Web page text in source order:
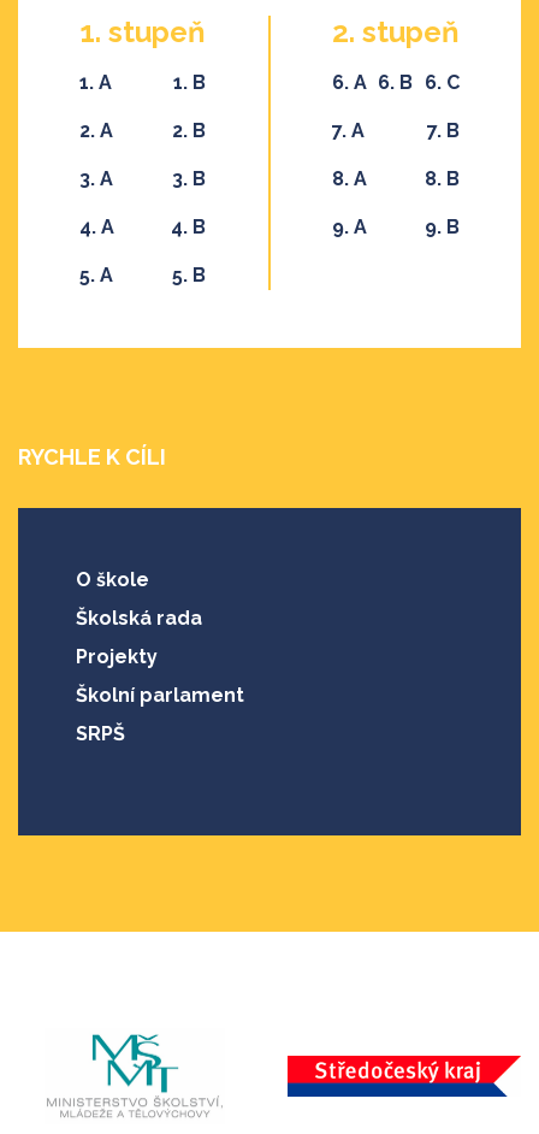
1. stupeň
1. A 1. B
2. A 2. B
3. A 3. B
4. A 4. B
5. A 5. B
2. stupeň
6. A 6. B 6. C
7. A 7. B
8. A 8. B
9. A 9. B
RYCHLE K CÍLI
O škole
Školská rada
Projekty
Školní parlament
SRPŠ